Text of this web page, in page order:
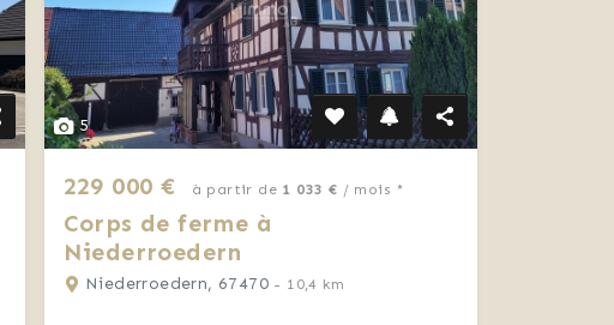
5
229 000 € à partir de 1 033 € / mois *
Corps de ferme à
Niederroedern
Niederroedern, 67470 - 10,4 km